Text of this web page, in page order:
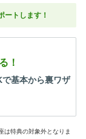
な人にもおすす
ートします！
！
基本から裏ワザ
は特典の対象外となりま